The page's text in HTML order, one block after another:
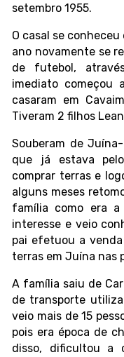
setembro 1955.
O casal se
ano novamente se
de futebol,
imediato começou
casaram em
Tiveram 2 filhos
Souberam de
que já estava
comprar terras e
alguns meses
família como era
interesse e veio
pai efetuou a
terras em Juína nas
A família saiu de
de transporte
veio mais de 15
pois era época de
disso, dificultou a